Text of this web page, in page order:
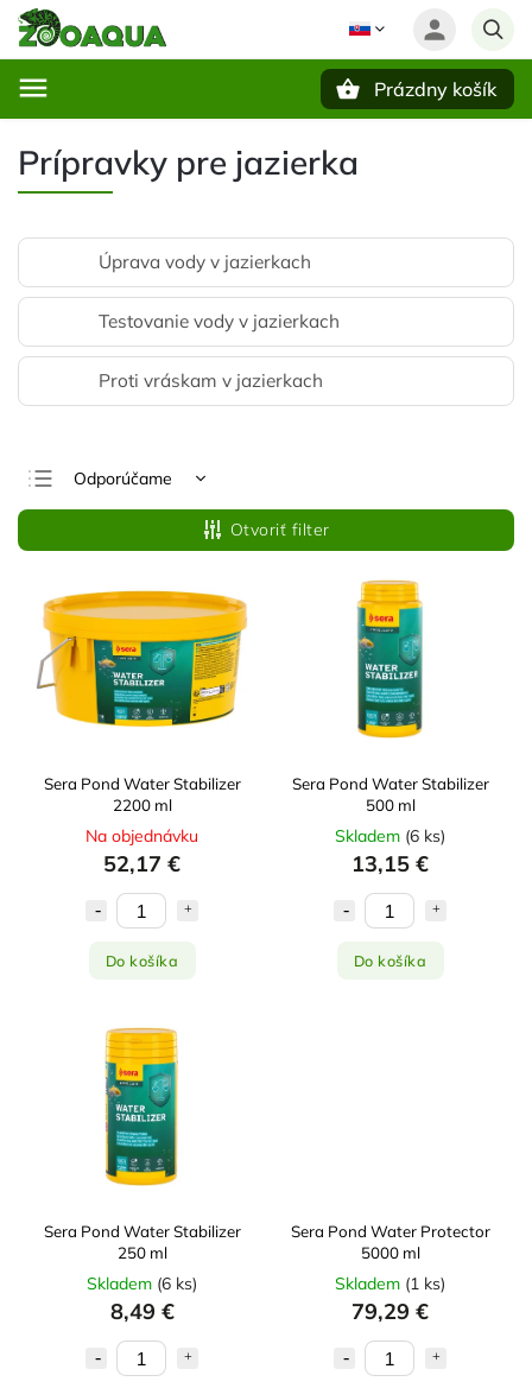
Prázdny košík
Prípravky pre jazierka
Úprava vody v jazierkach
Testovanie vody v jazierkach
Proti vráskam v jazierkach
Odporúčame
Najlacnejšie
Najdrahšie
Najpredávanejšie
Otvoriť filter
Sera Pond Water Stabilizer
2200 ml
Na objednávku
52,17 €
Do košíka
Sera Pond Water Stabilizer
500 ml
Skladem (6 ks)
13,15 €
Do košíka
Sera Pond Water Stabilizer
250 ml
Skladem (6 ks)
8,49 €
Sera Pond Water Protector
5000 ml
Skladem (1 ks)
79,29 €